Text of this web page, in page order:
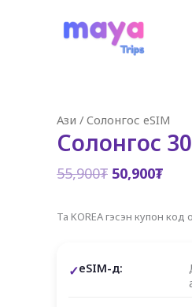
Ази / Солонгос eSIM
Солонгос
55,900₮ Original
was:
50,900₮
is:
Та KOREA гэсэн купон
eSIM-д: